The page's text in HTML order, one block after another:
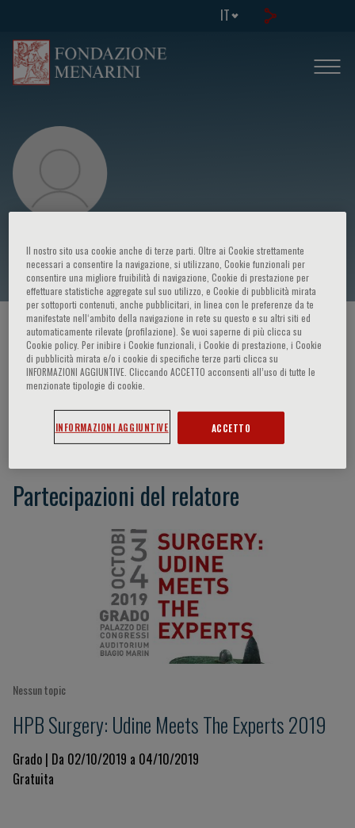
IT
Younis Kazim
HOME PAGE / CORSI ED EVENTI / RELATORE
Younis Kazim
Partecipazioni del relatore
Nessun topic
HPB Surgery: Udine Meets The Experts 2019
Grado | Da 02/10/2019 a 04/10/2019
Gratuita
Il nostro sito usa cookie anche di terze parti. Oltre ai Cookie strettamente
necessari a consentire la navigazione, si utilizzano, Cookie funzionali per
consentire una migliore fruibilità di navigazione, Cookie di prestazione per
effettuare statistiche aggregate sul suo utilizzo, e Cookie di pubblicità mirata
per sottoporti contenuti, anche pubblicitari, in linea con le preferenze da te
manifestate nell‘ambito della navigazione in rete su questo e su altri siti ed
automaticamente rilevate (profilazione). Se vuoi saperne di più clicca su
Cookie policy. Per inibire i Cookie funzionali, i Cookie di prestazione, i Cookie
di pubblicità mirata e/o i cookie di specifiche terze parti clicca su
INFORMAZIONI AGGIUNTIVE. Cliccando ACCETTO acconsenti all’uso di tutte le
menzionate tipologie di cookie.
INFORMAZIONI AGGIUNTIVE ACCETTO